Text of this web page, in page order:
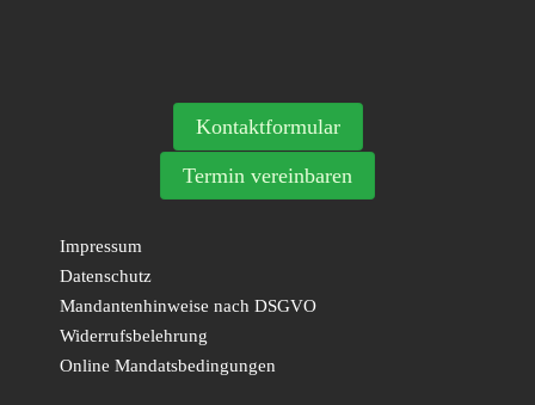
Kontaktformular
Termin vereinbaren
Impressum
Datenschutz
Mandantenhinweise nach DSGVO
Widerrufsbelehrung
Online Mandatsbedingungen